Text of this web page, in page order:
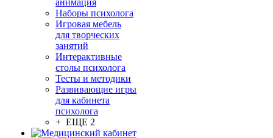
анимация
Наборы психолога
Игровая мебель
для творческих
занятий
Интерактивные
столы психолога
Тесты и методики
Развивающие игры
для кабинета
психолога
+ ЕЩЕ 2